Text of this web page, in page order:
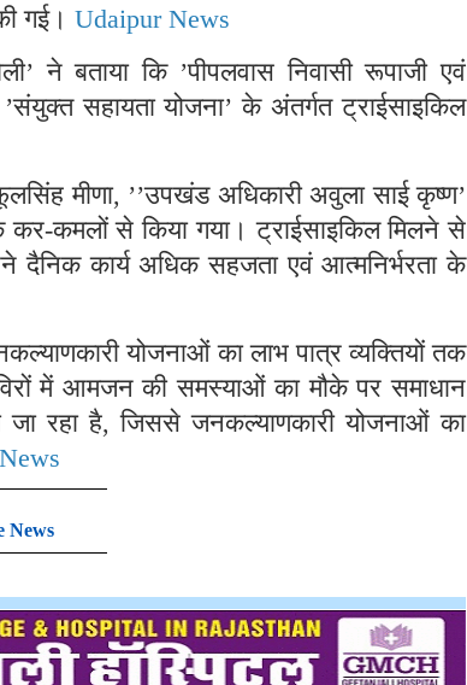
गई। Udaipur News
ने बताया कि ’पीपलवास निवासी रूपाजी एवं
सहायता योजना’ के अंतर्गत ट्राईसाइकिल
मीणा, ’’उपखंड अधिकारी अवुला साई कृष्ण’
कर-कमलों से किया गया। ट्राईसाइकिल मिलने से
दैनिक कार्य अधिक सहजता एवं आत्मनिर्भरता के
योजनाओं का लाभ पात्र व्यक्तियों तक
में आमजन की समस्याओं का मौके पर समाधान
रहा है, जिससे जनकल्याणकारी योजनाओं का
News